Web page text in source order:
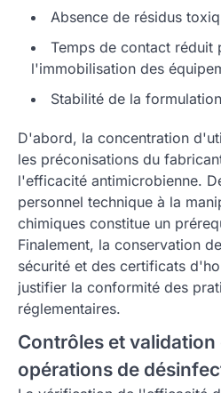
Absence de résidus
Temps de contact réduit
l'immobilisation des
Stabilité de la
D'abord, la concentration
les préconisations du
l'efficacité antimicrobienne.
personnel technique à la
chimiques constitue un
Finalement, la conservation
sécurité et des certificats
justifier la conformité des
réglementaires.
Contrôles et validation
opérations de